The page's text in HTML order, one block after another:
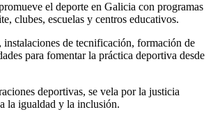
el deporte en Galicia con programas
clubes, escuelas y centros educativos.
instalaciones de tecnificación, formación de
para fomentar la práctica deportiva desde
deportivas, se vela por la justicia
la igualdad y la inclusión.